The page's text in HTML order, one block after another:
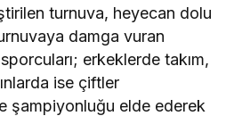
turnuva, heyecan dolu
damga vuran
erkeklerde takım,
ise çiftler
şampiyonluğu elde ederek